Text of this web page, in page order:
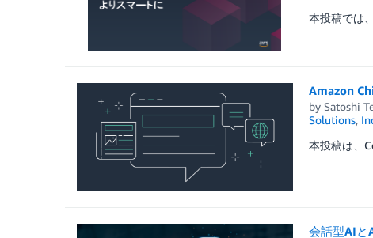
本投稿では
Amazon
by Satoshi
Solutions,
本投稿は、
会話型AIと